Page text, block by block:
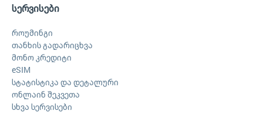
სერვისები
როუმინგი
თანხის გადარიცხვა
მონო კრედიტი
eSIM
სტატისტიკა და დეტალური
ონლაინ შეკვეთა
სხვა სერვისები